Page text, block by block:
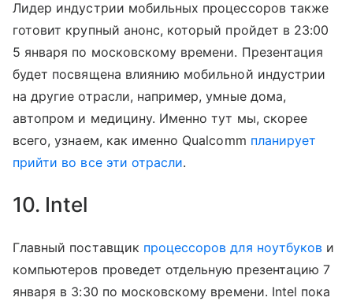
Лидер индустрии мобильных процессоров также
готовит крупный анонс, который пройдет в 23:00
5 января по московскому времени. Презентация
будет посвящена влиянию мобильной индустрии
на другие отрасли, например, умные дома,
автопром и медицину. Именно тут мы, скорее
всего, узнаем, как именно Qualcomm планирует
прийти во все эти отрасли.
10. Intel
Главный поставщик процессоров для ноутбуков и
компьютеров проведет отдельную презентацию 7
января в 3:30 по московскому времени. Intel пока